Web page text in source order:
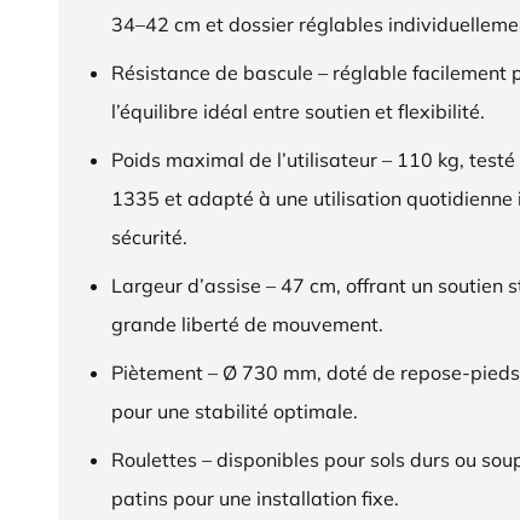
34–42 cm et dossier réglables
Résistance de bascule – réglable facilement
l’équilibre idéal entre soutien et flexibilité.
Poids maximal de l’utilisateur – 110 kg, testé
1335 et adapté à une utilisation quotidienne
sécurité.
Largeur d’assise – 47 cm, offrant un soutien
grande liberté de mouvement.
Piètement – Ø 730 mm, doté de repose-
pour une stabilité optimale.
Roulettes – disponibles pour sols durs ou
patins pour une installation fixe.